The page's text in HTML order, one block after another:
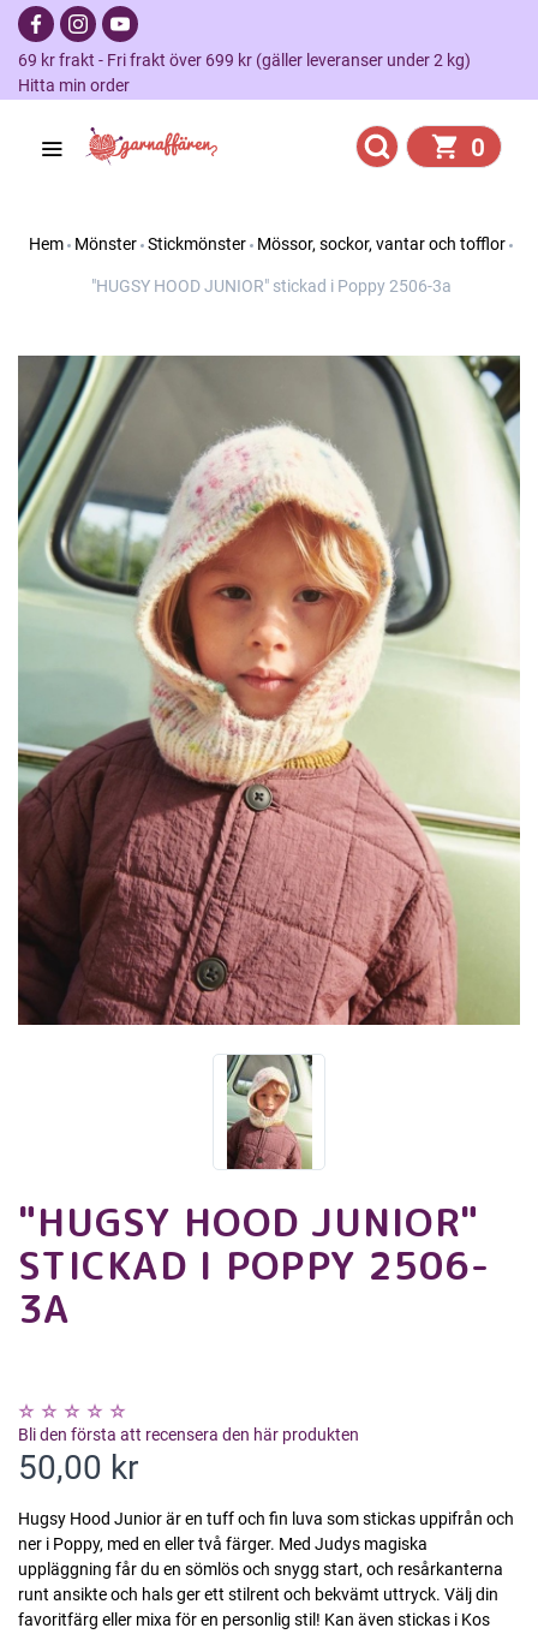
69 kr frakt - Fri frakt över 699 kr (gäller leveranser under 2 kg)
Hitta min order
0
Hem Mönster Stickmönster Mössor, sockor, vantar och tofflor
"HUGSY HOOD JUNIOR" stickad i Poppy 2506-3a
"HUGSY HOOD JUNIOR"
STICKAD I POPPY 2506-
3A
Bli den första att recensera den här produkten
50,00 kr
Hugsy Hood Junior är en tuff och fin luva som stickas uppifrån och
ner i Poppy, med en eller två färger. Med Judys magiska
uppläggning får du en sömlös och snygg start, och resårkanterna
runt ansikte och hals ger ett stilrent och bekvämt uttryck. Välj din
favoritfärg eller mixa för en personlig stil! Kan även stickas i Kos